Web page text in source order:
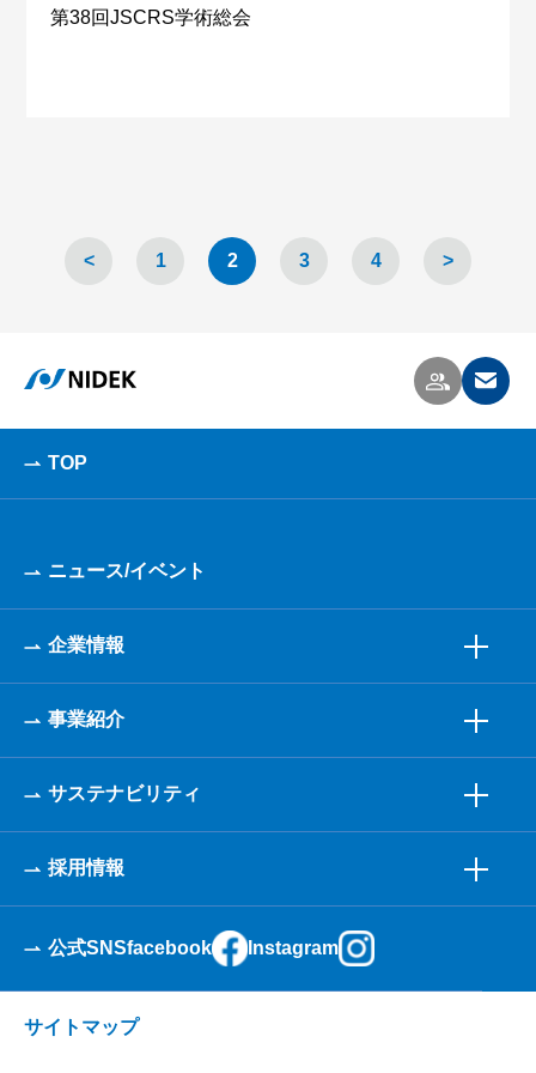
第38回JSCRS学術総会
< 1 2 3 4 >
TOP
ニュース/イベント
企業情報
事業紹介
サステナビリティ
採用情報
公式SNSfacebook Instagram
サイトマップ